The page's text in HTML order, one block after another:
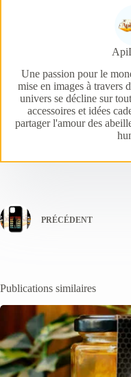
Une passion pour le
mise en images à travers
univers se décline sur
accessoires et idées
partager l'amour des
PRÉCÉDENT
Publications similaires